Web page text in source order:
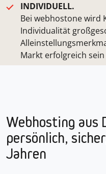
INDIVIDUELL.
Bei webhostone wird
Individualität
Markt erfolgreich
Webhosting aus
persönlich,
Jahren